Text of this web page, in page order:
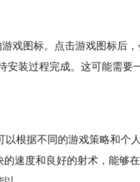
图标。点击游戏图标后，
安装过程完成。这可能需
据不同的游戏策略和个
速度和良好的射术，能够